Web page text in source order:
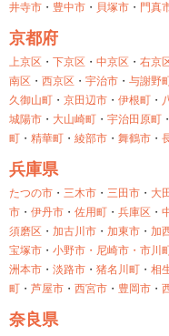
井寺市 ・ 豊中市 ・ 貝塚市 ・ 門真
京都府
上京区 ・ 下京区 ・ 中京区 ・ 右京
南区 ・ 西京区 ・ 宇治市 ・ 与謝野
久御山町 ・ 京田辺市 ・ 伊根町 ・
城陽市 ・ 大山崎町 ・ 宇治田原町 ・
町 ・ 精華町 ・ 綾部市 ・ 舞鶴市 ・
兵庫県
たつの市 ・ 三木市 ・ 三田市 ・ 大
市 ・ 伊丹市 ・ 佐用町 ・ 兵庫区 ・
須磨区 ・ 加古川市 ・ 加東市 ・ 加
宝塚市 ・ 小野市・ 尼崎市・ 市川
洲本市 ・ 淡路市 ・ 猪名川町 ・ 相
町 ・ 芦屋市 ・ 西宮市 ・ 豊岡市 ・
奈良県